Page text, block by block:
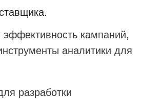
эффективность кампаний,
аналитики для
разработки